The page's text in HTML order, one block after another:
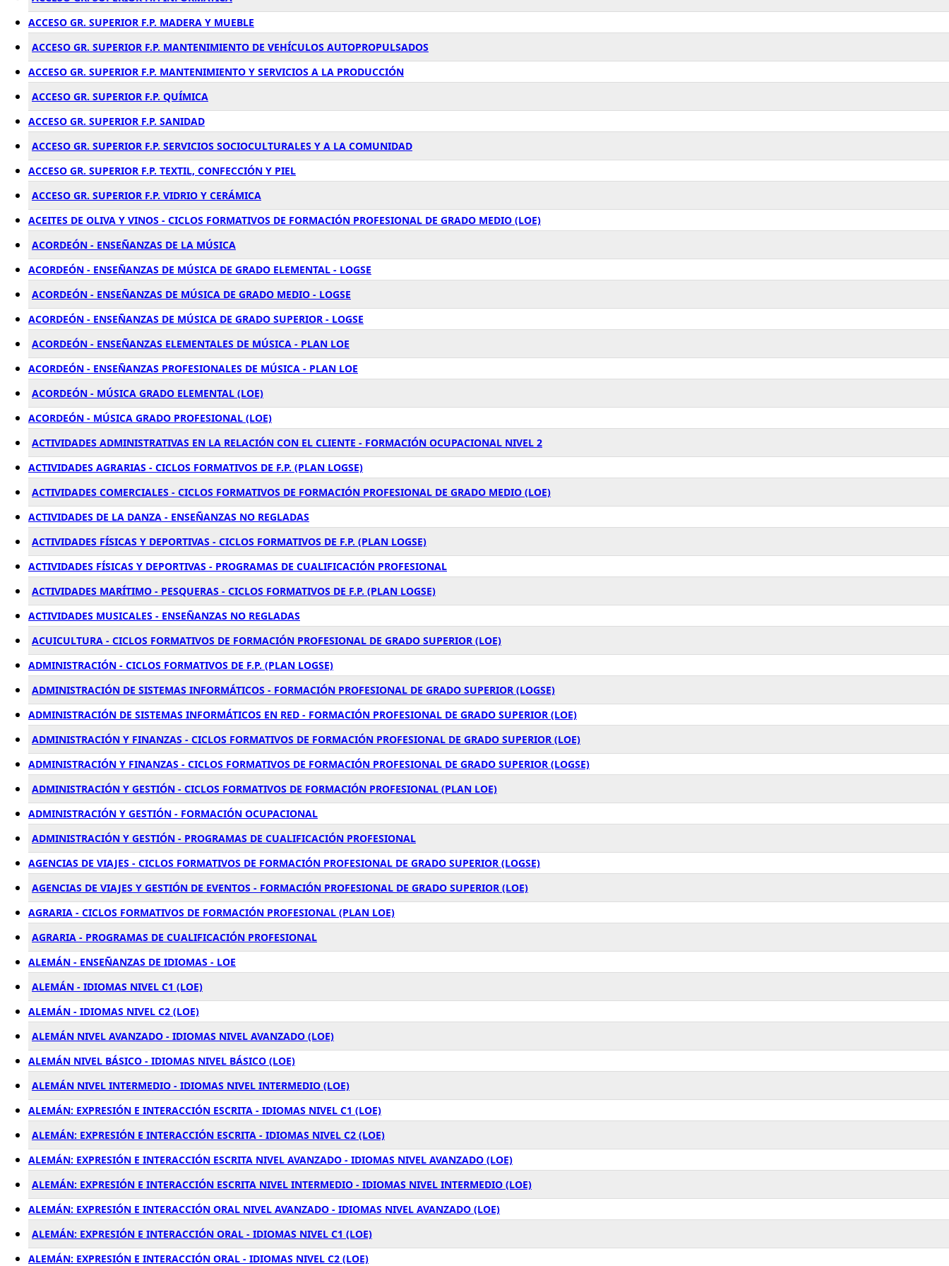
ACCESO GR. SUPERIOR F.P. MADERA Y MUEBLE
ACCESO GR. SUPERIOR F.P. MANTENIMIENTO DE VEHÍCULOS AUTOPROPULSADOS
ACCESO GR. SUPERIOR F.P. MANTENIMIENTO Y SERVICIOS A LA PRODUCCIÓN
ACCESO GR. SUPERIOR F.P. QUÍMICA
ACCESO GR. SUPERIOR F.P. SANIDAD
ACCESO GR. SUPERIOR F.P. SERVICIOS SOCIOCULTURALES Y A LA COMUNIDAD
ACCESO GR. SUPERIOR F.P. TEXTIL, CONFECCIÓN Y PIEL
ACCESO GR. SUPERIOR F.P. VIDRIO Y CERÁMICA
ACEITES DE OLIVA Y VINOS - CICLOS FORMATIVOS DE FORMACIÓN PROFESIONAL DE GRADO MEDIO (LOE)
ACORDEÓN - ENSEÑANZAS DE LA MÚSICA
ACORDEÓN - ENSEÑANZAS DE MÚSICA DE GRADO ELEMENTAL - LOGSE
ACORDEÓN - ENSEÑANZAS DE MÚSICA DE GRADO MEDIO - LOGSE
ACORDEÓN - ENSEÑANZAS DE MÚSICA DE GRADO SUPERIOR - LOGSE
ACORDEÓN - ENSEÑANZAS ELEMENTALES DE MÚSICA - PLAN LOE
ACORDEÓN - ENSEÑANZAS PROFESIONALES DE MÚSICA - PLAN LOE
ACORDEÓN - MÚSICA GRADO ELEMENTAL (LOE)
ACORDEÓN - MÚSICA GRADO PROFESIONAL (LOE)
ACTIVIDADES ADMINISTRATIVAS EN LA RELACIÓN CON EL CLIENTE - FORMACIÓN OCUPACIONAL NIVEL 2
ACTIVIDADES AGRARIAS - CICLOS FORMATIVOS DE F.P. (PLAN LOGSE)
ACTIVIDADES COMERCIALES - CICLOS FORMATIVOS DE FORMACIÓN PROFESIONAL DE GRADO MEDIO (LOE)
ACTIVIDADES DE LA DANZA - ENSEÑANZAS NO REGLADAS
ACTIVIDADES FÍSICAS Y DEPORTIVAS - CICLOS FORMATIVOS DE F.P. (PLAN LOGSE)
ACTIVIDADES FÍSICAS Y DEPORTIVAS - PROGRAMAS DE CUALIFICACIÓN PROFESIONAL
ACTIVIDADES MARÍTIMO - PESQUERAS - CICLOS FORMATIVOS DE F.P. (PLAN LOGSE)
ACTIVIDADES MUSICALES - ENSEÑANZAS NO REGLADAS
ACUICULTURA - CICLOS FORMATIVOS DE FORMACIÓN PROFESIONAL DE GRADO SUPERIOR (LOE)
ADMINISTRACIÓN - CICLOS FORMATIVOS DE F.P. (PLAN LOGSE)
ADMINISTRACIÓN DE SISTEMAS INFORMÁTICOS - FORMACIÓN PROFESIONAL DE GRADO SUPERIOR (LOGSE)
ADMINISTRACIÓN DE SISTEMAS INFORMÁTICOS EN RED - FORMACIÓN PROFESIONAL DE GRADO SUPERIOR (LOE)
ADMINISTRACIÓN Y FINANZAS - CICLOS FORMATIVOS DE FORMACIÓN PROFESIONAL DE GRADO SUPERIOR (LOE)
ADMINISTRACIÓN Y FINANZAS - CICLOS FORMATIVOS DE FORMACIÓN PROFESIONAL DE GRADO SUPERIOR (LOGSE)
ADMINISTRACIÓN Y GESTIÓN - CICLOS FORMATIVOS DE FORMACIÓN PROFESIONAL (PLAN LOE)
ADMINISTRACIÓN Y GESTIÓN - FORMACIÓN OCUPACIONAL
ADMINISTRACIÓN Y GESTIÓN - PROGRAMAS DE CUALIFICACIÓN PROFESIONAL
AGENCIAS DE VIAJES - CICLOS FORMATIVOS DE FORMACIÓN PROFESIONAL DE GRADO SUPERIOR (LOGSE)
AGENCIAS DE VIAJES Y GESTIÓN DE EVENTOS - FORMACIÓN PROFESIONAL DE GRADO SUPERIOR (LOE)
AGRARIA - CICLOS FORMATIVOS DE FORMACIÓN PROFESIONAL (PLAN LOE)
AGRARIA - PROGRAMAS DE CUALIFICACIÓN PROFESIONAL
ALEMÁN - ENSEÑANZAS DE IDIOMAS - LOE
ALEMÁN - IDIOMAS NIVEL C1 (LOE)
ALEMÁN - IDIOMAS NIVEL C2 (LOE)
ALEMÁN NIVEL AVANZADO - IDIOMAS NIVEL AVANZADO (LOE)
ALEMÁN NIVEL BÁSICO - IDIOMAS NIVEL BÁSICO (LOE)
ALEMÁN NIVEL INTERMEDIO - IDIOMAS NIVEL INTERMEDIO (LOE)
ALEMÁN: EXPRESIÓN E INTERACCIÓN ESCRITA - IDIOMAS NIVEL C1 (LOE)
ALEMÁN: EXPRESIÓN E INTERACCIÓN ESCRITA - IDIOMAS NIVEL C2 (LOE)
ALEMÁN: EXPRESIÓN E INTERACCIÓN ESCRITA NIVEL AVANZADO - IDIOMAS NIVEL AVANZADO (LOE)
ALEMÁN: EXPRESIÓN E INTERACCIÓN ESCRITA NIVEL INTERMEDIO - IDIOMAS NIVEL INTERMEDIO (LOE)
ALEMÁN: EXPRESIÓN E INTERACCIÓN ORAL NIVEL AVANZADO - IDIOMAS NIVEL AVANZADO (LOE)
ALEMÁN: EXPRESIÓN E INTERACCIÓN ORAL - IDIOMAS NIVEL C1 (LOE)
ALEMÁN: EXPRESIÓN E INTERACCIÓN ORAL - IDIOMAS NIVEL C2 (LOE)